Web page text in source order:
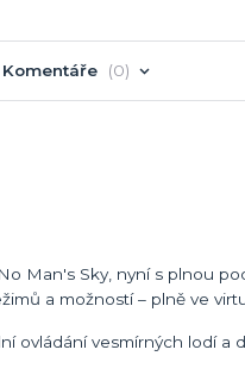
Komentáře 0
Man's Sky, nyní s plnou
a možností – plně ve
ovládání vesmírných lodí a